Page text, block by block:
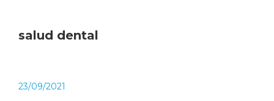
salud dental
23/09/2021